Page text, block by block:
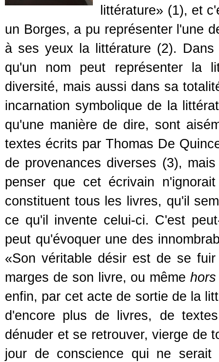
littérature» (1), et
un Borges, a pu représenter l'une
à ses yeux la littérature (2).
qu'un nom peut représenter la
diversité, mais aussi dans sa
incarnation symbolique de la
qu'une manière de dire, sont
textes écrits par Thomas De
de provenances diverses (3),
penser que cet écrivain
constituent tous les livres, qu'il
ce qu'il invente celui-ci. C'est
peut qu'évoquer une des
«Son véritable désir est de se
marges de son livre, ou mêmehors
enfin, par cet acte de sortie de la
d'encore plus de livres, de
dénuder et se retrouver, vierge de
jour de conscience qui ne